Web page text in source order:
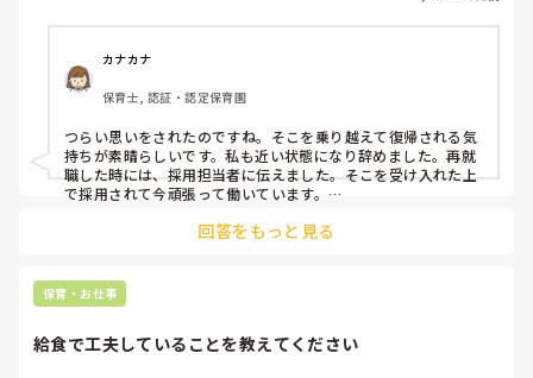
カナカナ
保育士, 認証・認定保育園
つらい思いをされたのですね。そこを乗り越えて復帰される気
持ちが素晴らしいです。私も近い状態になり辞めました。再就
職した時には、採用担当者に伝えました。そこを受け入れた上
で採用されて今頑張って働いています。
の職員に精神的に弱い子がいますが、その子に対してしっかり
る方が大切にしてもらえるのではないかと思っています。
回答をもっと見る
保育・お仕事
給食で工夫していることを教えてください